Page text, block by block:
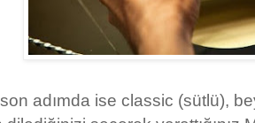
adımda ise classic (sütlü),